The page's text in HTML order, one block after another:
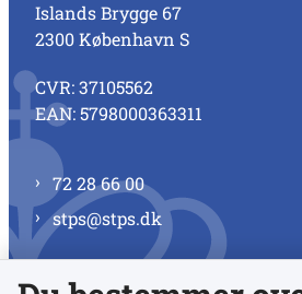
Islands Brygge 67
2300 København S
CVR: 37105562
EAN: 5798000363311
72 28 66 00
stps@stps.dk